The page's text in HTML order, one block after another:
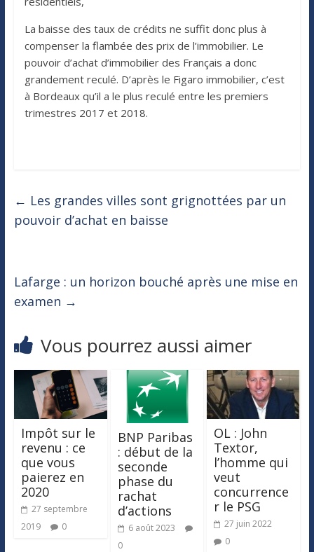
La baisse des taux de crédits ne suffit donc plus à
compenser la flambée des prix de l’immobilier. Le
pouvoir d’achat d’immobilier des Français a donc
grandement reculé. D’après le Figaro immobilier, c’est
à Bordeaux qu’il a le plus reculé entre les premiers
trimestres 2017 et 2018.
← Les grandes villes sont grignottées par un
pouvoir d’achat en baisse
Lafarge : un horizon bouché après une mise en
examen →
Vous pourrez aussi aimer
Impôt sur le
revenu : ce
que vous
paierez en
2020
27 septembre
2019
0
BNP Paribas
: début de la
seconde
phase du
rachat
d’actions
6 août 2023
0
OL : John
Textor,
l’homme qui
veut
concurrence
r le PSG
27 juin 2022
0